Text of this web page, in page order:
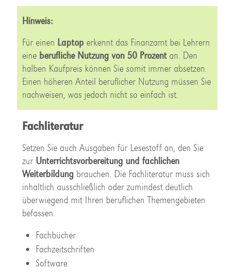
Hinweis:
Für einen Laptoperkennt das Finanzamt bei Lehrern
eine berufliche Nutzung von 50 Prozentan. Den
halben Kaufpreis können Sie somit immer absetzen.
Einen höheren Anteil beruflicher Nutzung müssen Sie
nachweisen, was jedoch nicht so einfach ist.
Fachliteratur
Setzen Sie auch Ausgaben für Lesestoff an, den Sie
zur Unterrichtsvorbereitung und fachlichen
Weiterbildung brauchen. Die Fachliteratur muss sich
inhaltlich ausschließlich oder zumindest deutlich
überwiegend mit Ihren beruflichen Themengebieten
befassen.
Fachbücher
Fachzeitschriften
Software